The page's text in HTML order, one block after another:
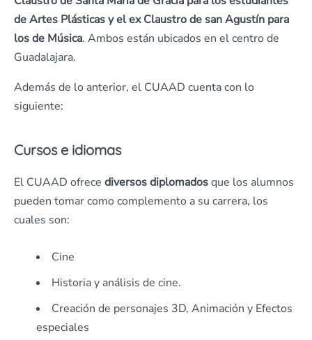
de Artes Plásticas y el ex Claustro de san Agustín para
los de Música. Ambos están ubicados en el centro de
Guadalajara.
Además de lo anterior, el CUAAD cuenta con lo
siguiente:
Cursos e idiomas
El CUAAD ofrece diversos diplomadosque los alumnos
pueden tomar como complemento a su carrera, los
cuales son:
Cine
Historia y análisis de cine.
Creación de personajes 3D, Animación y Efectos
especiales